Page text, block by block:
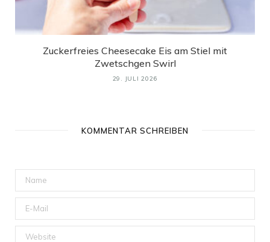
Zuckerfreies Cheesecake Eis am Stiel mit
Zwetschgen Swirl
29. JULI 2026
KOMMENTAR SCHREIBEN